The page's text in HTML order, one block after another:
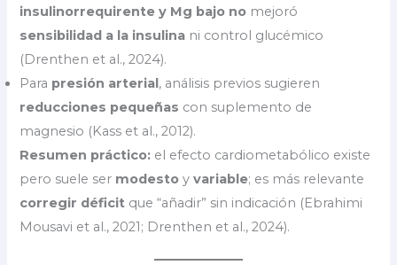
insulinorrequirente y Mg bajo no mejoró
sensibilidad a la insulina ni control glucémico
(Drenthen et al., 2024).
Para presión arterial, análisis previos sugieren
reducciones pequeñas con suplemento de
magnesio (Kass et al., 2012).
Resumen práctico: el efecto cardiometabólico existe
pero suele ser modesto yvariable; es más relevante
corregir déficit que “añadir” sin indicación (Ebrahimi
Mousavi et al., 2021; Drenthen et al., 2024).